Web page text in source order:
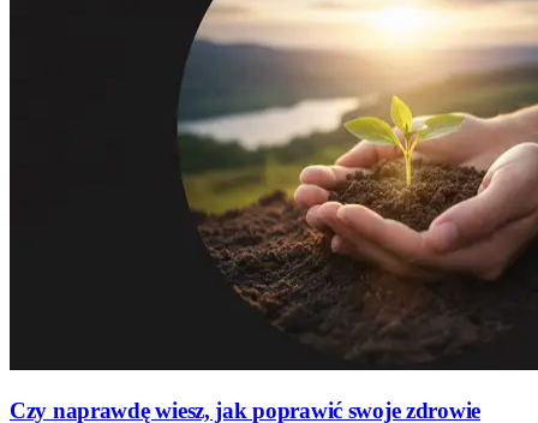
Czy naprawdę wiesz, jak poprawić swoje zdrowie